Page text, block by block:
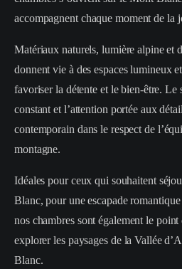
accompagnent chaque moment de la
Matériaux naturels, lumière alpine et
donnent vie à des espaces lumineux
favoriser la détente et le bien-être. Le
constant et l’attention portée aux
contemporain dans le respect de
montagne.
Idéales pour ceux qui souhaitent
Blanc, pour une escapade
nos chambres sont également le
explorer les paysages de la Vallée
Blanc.